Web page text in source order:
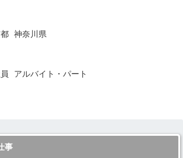
神奈川県
アルバイト・パート
事